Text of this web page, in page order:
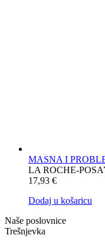
MASNA I
LA ROCHE-
17,93 €
Dodaj u košaricu
Naše poslovnice
Trešnjevka